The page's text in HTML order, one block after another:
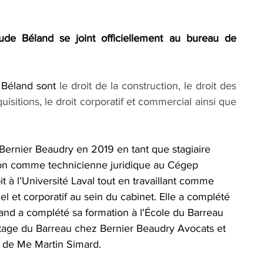
Béland se joint officiellement au bureau de
sont le droit de la construction, le droit des
le droit corporatif et commercial ainsi que
Beaudry en 2019 en tant que stagiaire
comme technicienne juridique au Cégep
à l’Université Laval tout en travaillant comme
et corporatif au sein du cabinet. Elle a complété
a complété sa formation à l'École du Barreau
du Barreau chez Bernier Beaudry Avocats et
Me Martin Simard.